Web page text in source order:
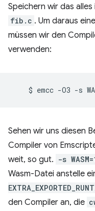
Speichern wir das
fib.c . Um daraus eine
müssen wir den
verwenden:
Sehen wir uns diesen
Compiler von
weit, so gut. -s
Wasm-Datei anstelle
den Compiler an, die